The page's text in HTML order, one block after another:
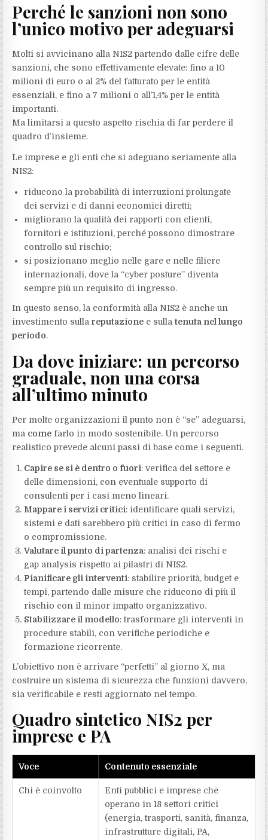
Perché le sanzioni non sono
l’unico motivo per adeguarsi
Molti si avvicinano alla NIS2 partendo dalle cifre delle
sanzioni, che sono effettivamente elevate: fino a 10
milioni di euro o al 2% del fatturato per le entità
essenziali, e fino a 7 milioni o all’1,4% per le entità
importanti.
Ma limitarsi a questo aspetto rischia di far perdere il
quadro d’insieme.
Le imprese e gli enti che si adeguano seriamente alla
NIS2:
riducono la probabilità di interruzioni prolungate
dei servizi e di danni economici diretti;
migliorano la qualità dei rapporti con clienti,
fornitori e istituzioni, perché possono dimostrare
controllo sul rischio;
si posizionano meglio nelle gare e nelle filiere
internazionali, dove la “cyber posture” diventa
sempre più un requisito di ingresso.
In questo senso, la conformità alla NIS2 è anche un
investimento sullareputazione e sullatenuta nel lungo
periodo.
Da dove iniziare: un percorso
graduale, non una corsa
all’ultimo minuto
Per molte organizzazioni il punto non è “se” adeguarsi,
ma come farlo in modo sostenibile. Un percorso
realistico prevede alcuni passi di base come i seguenti.
Capire se si è dentro o fuori: verifica del settore e
delle dimensioni, con eventuale supporto di
consulenti per i casi meno lineari.
Mappare i servizi critici: identificare quali servizi,
sistemi e dati sarebbero più critici in caso di fermo
o compromissione.
Valutare il punto di partenza: analisi dei rischi e
gap analysis rispetto ai pilastri di NIS2.
Pianificare gli interventi: stabilire priorità, budget e
tempi, partendo dalle misure che riducono di più il
rischio con il minor impatto organizzativo.
Stabilizzare il modello: trasformare gli interventi in
procedure stabili, con verifiche periodiche e
formazione ricorrente.
L’obiettivo non è arrivare “perfetti” al giorno X, ma
costruire un sistema di sicurezza che funzioni davvero,
sia verificabile e resti aggiornato nel tempo.
Quadro sintetico NIS2 per
imprese e PA
Voce Contenuto essenziale
Chi è coinvolto
Enti pubblici e imprese che
operano in 18 settori critici
(energia, trasporti, sanità, finanza,
infrastrutture digitali, PA,